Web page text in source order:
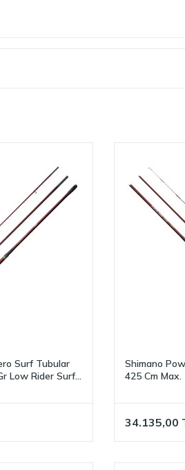
Surf Tubular
Low Rider Surf
Shimano
425 Cm
34.135,00